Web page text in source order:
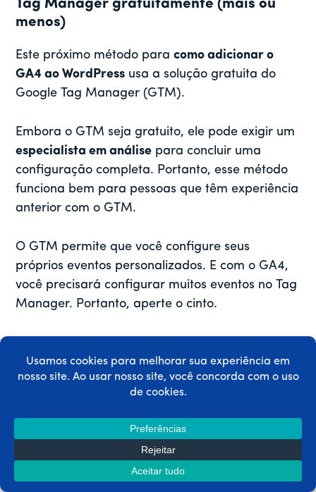
Tag Manager gratuitamente (mais ou
menos)
Este próximo método paracomo adicionar o
GA4 ao WordPress usa a solução gratuita do
Google Tag Manager (GTM).
Embora o GTM seja gratuito, ele pode exigir um
especialista em análise para concluir uma
configuração completa. Portanto, esse método
funciona bem para pessoas que têm experiência
anterior com o GTM.
O GTM permite que você configure seus
próprios eventos personalizados. E com o GA4,
você precisará configurar muitos eventos no Tag
Manager. Portanto, aperte o cinto.
eletrônico com GTMem um site de associação
do WordPress, você provavelmente precisará de
alguma codificação adicional. Especificamente,
você precisará de um script que envie seus
dados de transação para a camada de dados